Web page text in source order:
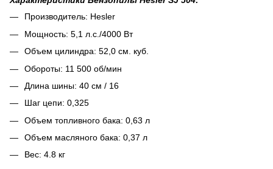
Производитель: Hesler
Мощность: 5,1 л.с./4000 Вт
Объем цилиндра: 52,0 см. куб.
Обороты: 11 500 об/мин
Длина шины: 40 см / 16
Шаг цепи: 0,325
Объем топливного бака: 0,63 л
Объем масляного бака: 0,37 л
Вес: 4.8 кг